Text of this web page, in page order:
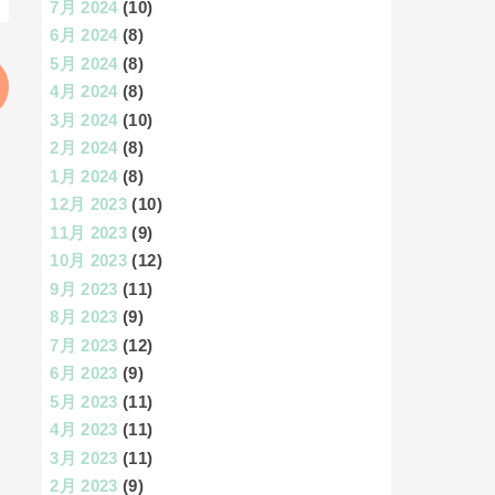
7月 2024 (10)
6月 2024 (8)
5月 2024 (8)
4月 2024 (8)
3月 2024 (10)
2月 2024 (8)
1月 2024 (8)
12月 2023 (10)
11月 2023 (9)
10月 2023 (12)
9月 2023 (11)
8月 2023 (9)
7月 2023 (12)
6月 2023 (9)
5月 2023 (11)
4月 2023 (11)
3月 2023 (11)
2月 2023 (9)